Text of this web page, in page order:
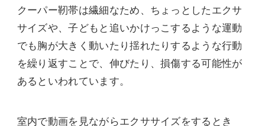
クーパー靭帯は繊細なため、ちょっとしたエクサ
サイズや、子どもと追いかけっこするような運動
でも胸が大きく動いたり揺れたりするような行動
を繰り返すことで、伸びたり、損傷する可能性が
あるといわれています。
室内で動画を見ながらエクササイズをするとき